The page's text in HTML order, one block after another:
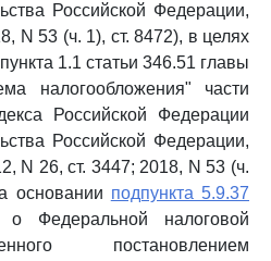
Российской Федерации,
N 53 (ч. 1), ст. 8472), в целях
1.1 статьи 346.51 главы
налогообложения" части
Российской Федерации
Российской Федерации,
N 26, ст. 3447; 2018, N 53 (ч.
основании подпункта 5.9.37
Федеральной налоговой
постановлением